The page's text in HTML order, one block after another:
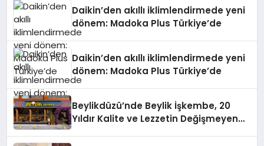
Daikin’den akıllı iklimlendirmede yeni
dönem: Madoka Plus Türkiye’de
Daikin’den akıllı iklimlendirmede yeni
dönem: Madoka Plus Türkiye’de
Beylikdüzü’nde Beylik İşkembe, 20
Yıldır Kalite ve Lezzetin Değişmeyen